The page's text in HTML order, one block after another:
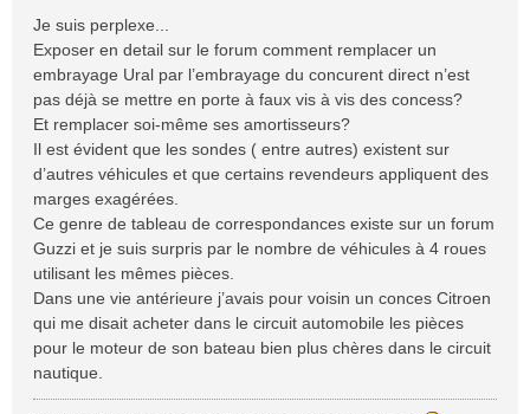
Je suis perplexe...
Exposer en detail sur le forum comment remplacer un
embrayage Ural par l’embrayage du concurent direct n’est
pas déjà se mettre en porte à faux vis à vis des concess?
Et remplacer soi-même ses amortisseurs?
Il est évident que les sondes ( entre autres) existent sur
d’autres véhicules et que certains revendeurs appliquent des
marges exagérées.
Ce genre de tableau de correspondances existe sur un forum
Guzzi et je suis surpris par le nombre de véhicules à 4 roues
utilisant les mêmes pièces.
Dans une vie antérieure j’avais pour voisin un conces Citroen
qui me disait acheter dans le circuit automobile les pièces
pour le moteur de son bateau bien plus chères dans le circuit
nautique.